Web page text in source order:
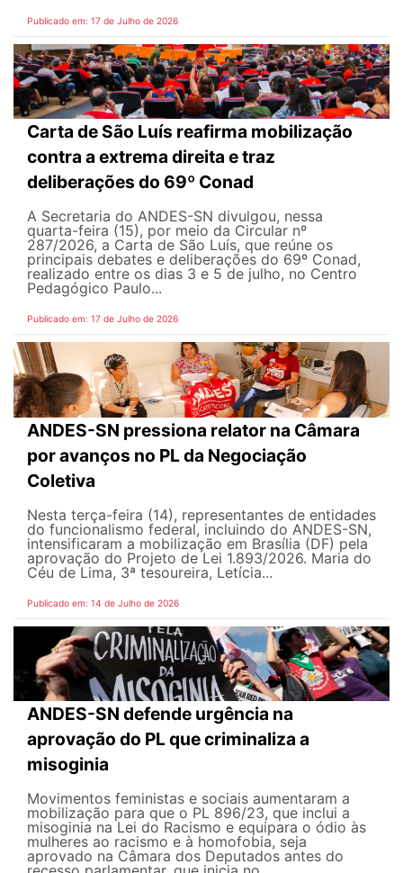
Publicado em: 17 de Julho de 2026
Carta de São Luís reafirma mobilização
contra a extrema direita e traz
deliberações do 69º Conad
A Secretaria do ANDES-SN divulgou, nessa
quarta-feira (15), por meio da Circular nº
287/2026, a Carta de São Luís, que reúne os
principais debates e deliberações do 69º Conad,
realizado entre os dias 3 e 5 de julho, no Centro
Pedagógico Paulo...
Publicado em: 17 de Julho de 2026
ANDES-SN pressiona relator na Câmara
por avanços no PL da Negociação
Coletiva
Nesta terça-feira (14), representantes de entidades
do funcionalismo federal, incluindo do ANDES-SN,
intensificaram a mobilização em Brasília (DF) pela
aprovação do Projeto de Lei 1.893/2026. Maria do
Céu de Lima, 3ª tesoureira, Letícia...
Publicado em: 14 de Julho de 2026
ANDES-SN defende urgência na
aprovação do PL que criminaliza a
misoginia
Movimentos feministas e sociais aumentaram a
mobilização para que o PL 896/23, que inclui a
misoginia na Lei do Racismo e equipara o ódio às
mulheres ao racismo e à homofobia, seja
aprovado na Câmara dos Deputados antes do